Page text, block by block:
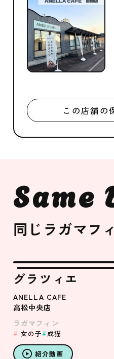
この店舗の
Same
同じラガマフ
グラツィエ
ANELLA CAFE
高松中央店
ラガマフィン
女の子 成猫
紹介動画